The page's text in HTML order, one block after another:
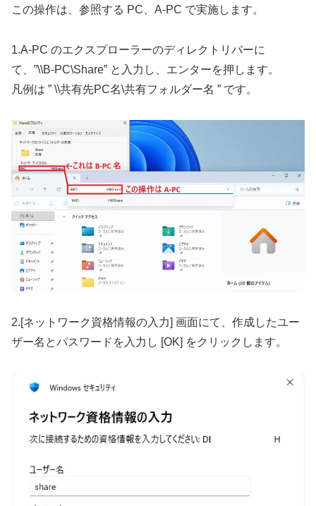
この操作は、参照する PC、A-PC で実施します。
1.A-PC のエクスプローラーのディレクトリバーに
て、”\\B-PC\Share” と入力し、エンターを押します。
凡例は ” \\共有先PC名\共有フォルダー名 ” です。
2.[ネットワーク資格情報の入力] 画面にて、作成したユー
ザー名とパスワードを入力し [OK] をクリックします。